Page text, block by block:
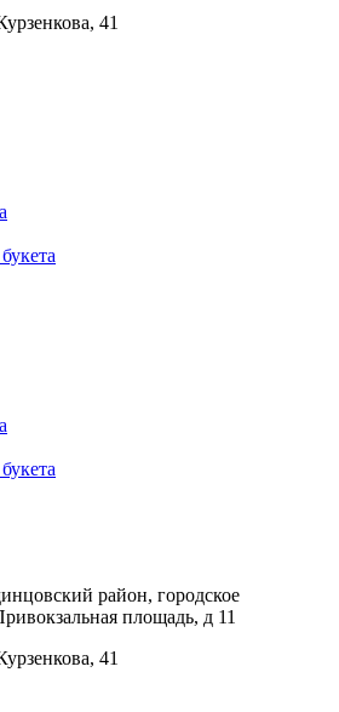
41
район, городское
площадь, д 11
41